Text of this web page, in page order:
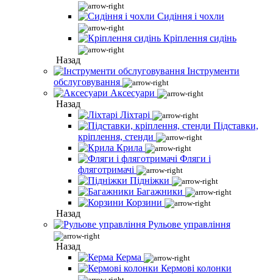
Сидіння і чохли
Кріплення сидінь
Назад
Інструменти
обслуговування
Аксесуари
Назад
Ліхтарі
Підставки,
кріплення, стенди
Крила
Фляги і
фляготримачі
Підніжки
Багажники
Корзини
Назад
Рульове управління
Назад
Керма
Кермові колонки